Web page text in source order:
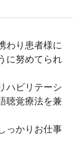
わり患者様に
に努めてられ
ハビリテーシ
聴覚療法を兼
っかりお仕事